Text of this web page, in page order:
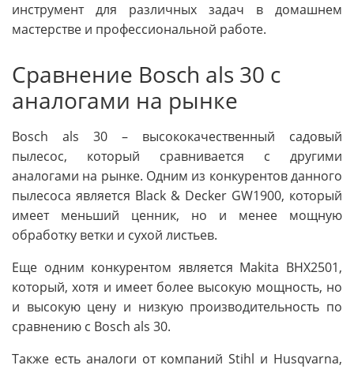
инструмент для различных задач в домашнем
мастерстве и профессиональной работе.
Сравнение Bosch als 30 с
аналогами на рынке
Bosch als 30 – высококачественный садовый
пылесос, который сравнивается с другими
аналогами на рынке. Одним из конкурентов данного
пылесоса является Black & Decker GW1900, который
имеет меньший ценник, но и менее мощную
обработку ветки и сухой листьев.
Еще одним конкурентом является Makita BHX2501,
который, хотя и имеет более высокую мощность, но
и высокую цену и низкую производительность по
сравнению с Bosch als 30.
Также есть аналоги от компаний Stihl и Husqvarna,